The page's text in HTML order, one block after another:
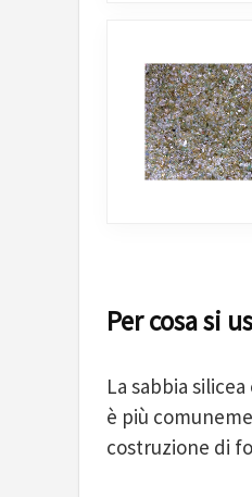
Per cosa si
La sabbia
è più
costruzione di